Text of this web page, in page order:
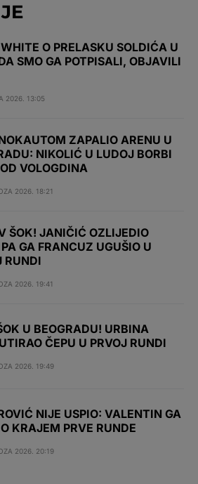
O PRELASKU SOLDIĆA U
SMO GA POTPISALI, OBJAVILI
2026. 13:05
ZAPALIO ARENU U
NIKOLIĆ U LUDOJ BORBI
VOLOGDINA
2026. 18:21
ŠOK! JANIČIĆ OZLIJEDIO
GA FRANCUZ UGUŠIO U
RUNDI
2026. 19:41
U BEOGRADU! URBINA
ČEPU U PRVOJ RUNDI
2026. 19:49
NIJE USPIO: VALENTIN GA
KRAJEM PRVE RUNDE
2026. 20:19